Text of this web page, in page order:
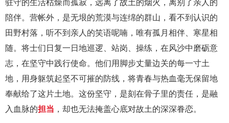
驻守的生活枯燥而孤寂，远离了故土的烟火，离别了亲人的
陪伴。营帐外，是无垠的荒漠与连绵的群山，看不到认识的
田野村落，听不到亲人的笑语呢喃，唯有孤月相伴、寒星相
随。将士们日复一日地巡逻、站岗、操练，在风沙中磨砺意
志，在坚守中践行使命。他们用脚步丈量边关的每一寸土
地，用身躯筑起坚不可摧的防线，将青春与热血毫无保留地
奉献给了这片土地。这份坚守，是刻在骨子里的责任，是融
入血脉的担当 ，却也无法掩盖心底对故土的深深眷恋。